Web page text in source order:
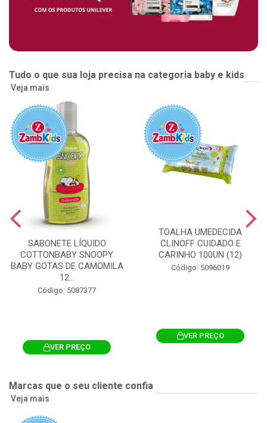
Tudo o que sua loja precisa na categoria baby e kids
Veja mais
SABONETE LÍQUIDO
COTTONBABY SNOOPY
BABY GOTAS DE CAMOMILA
12...
Código: 5087377
VER PREÇO
TOALHA UMEDECIDA
CLINOFF CUIDADO E
CARINHO 100UN (12)
Código: 5096019
VER PREÇO
Marcas que o seu cliente confia
Veja mais